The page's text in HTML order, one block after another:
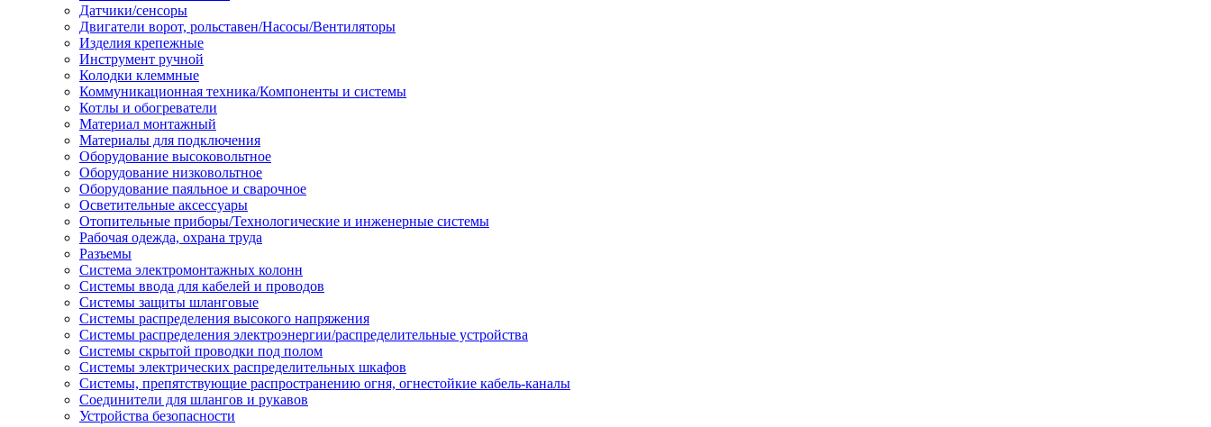
Датчики/сенсоры
Двигатели ворот, рольставен/Насосы/Вентиляторы
Изделия крепежные
Инструмент ручной
Колодки клеммные
Коммуникационная техника/Компоненты и системы
Котлы и обогреватели
Материал монтажный
Материалы для подключения
Оборудование высоковольтное
Оборудование низковольтное
Оборудование паяльное и сварочное
Осветительные аксессуары
Отопительные приборы/Технологические и инженерные системы
Рабочая одежда, охрана труда
Разъемы
Система электромонтажных колонн
Системы ввода для кабелей и проводов
Системы защиты шланговые
Системы распределения высокого напряжения
Системы распределения электроэнергии/распределительные устройства
Системы скрытой проводки под полом
Системы электрических распределительных шкафов
Системы, препятствующие распространению огня, огнестойкие кабель-каналы
Соединители для шлангов и рукавов
Устройства безопасности